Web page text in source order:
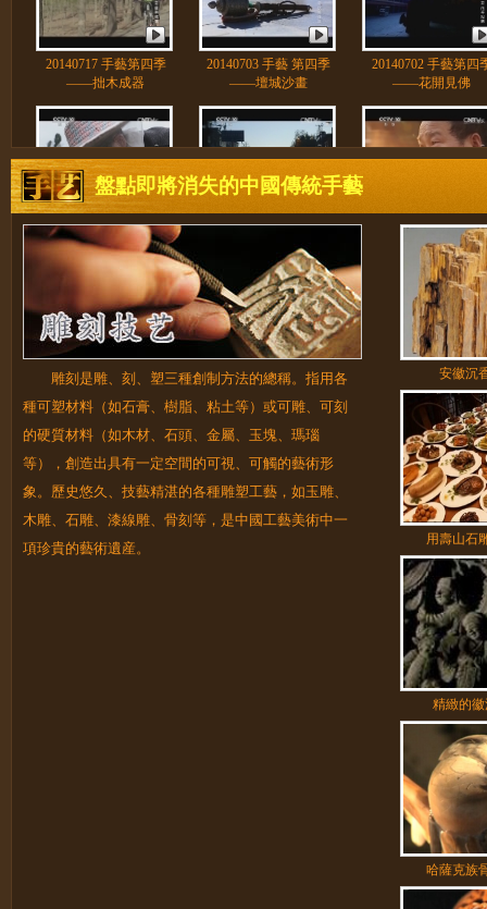
20140717 手藝第四季
——拙木成器
20140703 手藝 第四季
——壇城沙畫
20140702 手藝第四
——花開見佛
20140628 手藝第四季
——追花逐蜜
20140626 手藝第四季
20140625 手藝第四
——手串珠語
20140621 手藝第四季
——人偶魅惑
20140619 手藝第四季
——指上談兵
20140618 手藝第四
——絹線人生
20140614 手藝第四季
——百煉成銅
盤點即將消失的中國傳統手藝
雕刻是雕、刻、塑三種創制方法的總稱。指用各
種可塑材料（如石膏、樹脂、粘土等）或可雕、可刻
的硬質材料（如木材、石頭、金屬、玉塊、瑪瑙
等），創造出具有一定空間的可視、可觸的藝術形
象。歷史悠久、技藝精湛的各種雕塑工藝，如玉雕、
木雕、石雕、漆線雕、骨刻等，是中國工藝美術中一
項珍貴的藝術遺産。
安徽沉
用壽山石
精緻的
哈薩克族